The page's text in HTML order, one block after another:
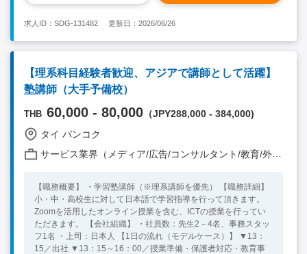
求人ID：SDG-131482 更新日：2026/06/26
【理系科目経験者歓迎、アジアで講師として活躍】
塾講師（大手予備校）
THB 60,000 - 80,000 （JPY288,000 - 384,000)
タイ バンコク
サービス業界（メディア/広告/コンサルタント/教育/外食/飲食/美容/娯楽/士業 他）
【職務概要】 ・学習塾講師（※理系講師を優先） 【職務詳細】
小・中・高校生に対して日本語で学習指導を行って頂きます。
Zoomを活用したオンライン授業を含む、ICTの授業を行ってい
ただきます。 【会社組織】 ・社員数：先生2－4名、事務スタッ
フ1名 ・上司：日本人 【1日の流れ（モデルケース）】 ▼13：
15／出社 ▼13：15～16：00／授業準備・保護者対応・教育事